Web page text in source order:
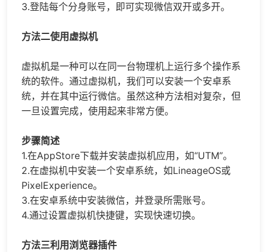
3.登陆每个分身账号，即可实现微信双开或多开。
方法二使用虚拟机
虚拟机是一种可以在同一台物理机上运行多个操作系
统的软件。通过虚拟机，我们可以安装一个安卓系
统，并在其中运行微信。虽然这种方法相对复杂，但
一旦设置完成，使用起来非常方便。
步骤简述
1.在AppStore下载并安装虚拟机应用，如“UTM”。
2.在虚拟机中安装一个安卓系统，如LineageOS或
PixelExperience。
3.在安卓系统中安装微信，并登录所需账号。
4.通过设置虚拟机快捷键，实现快速切换。
方法三利用浏览器插件